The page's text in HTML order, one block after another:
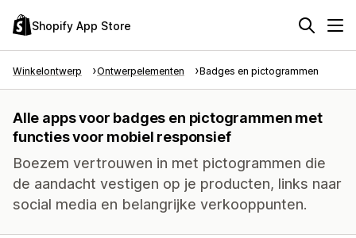
Shopify App Store
Winkelontwerp Ontwerpelementen Badges en pictogrammen
Alle apps voor badges en pictogrammen met
functies voor mobiel responsief
Boezem vertrouwen in met pictogrammen die
de aandacht vestigen op je producten, links naar
social media en belangrijke verkooppunten.